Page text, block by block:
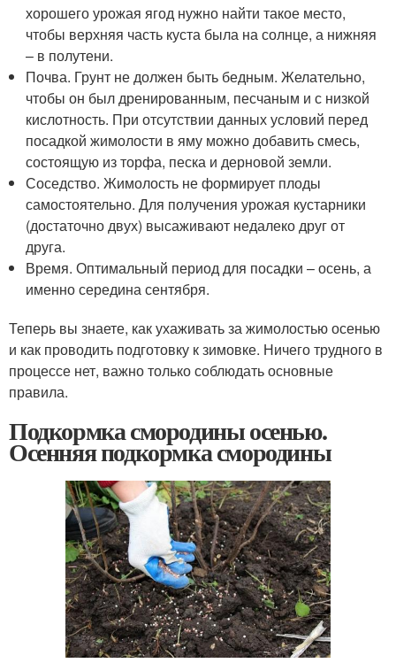
хорошего урожая ягод нужно найти такое место,
чтобы верхняя часть куста была на солнце, а нижняя
– в полутени.
Почва. Грунт не должен быть бедным. Желательно,
чтобы он был дренированным, песчаным и с низкой
кислотность. При отсутствии данных условий перед
посадкой жимолости в яму можно добавить смесь,
состоящую из торфа, песка и дерновой земли.
Соседство. Жимолость не формирует плоды
самостоятельно. Для получения урожая кустарники
(достаточно двух) высаживают недалеко друг от
друга.
Время. Оптимальный период для посадки – осень, а
именно середина сентября.
Теперь вы знаете, как ухаживать за жимолостью осенью
и как проводить подготовку к зимовке. Ничего трудного в
процессе нет, важно только соблюдать основные
правила.
Подкормка смородины осенью.
Осенняя подкормка смородины